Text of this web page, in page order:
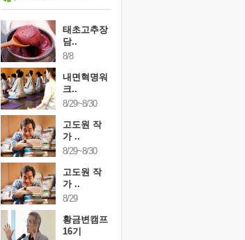
귀를 열고 마음을 내어주고
태초고추장
담..
8/8
내면혁명워
크..
8/29~8/30
고도원 작
가 ..
8/29~8/30
고도원 작
가 ..
8/29
황금변캠프
16기